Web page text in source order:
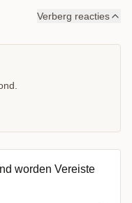
Verberg reacties
worden Vereiste